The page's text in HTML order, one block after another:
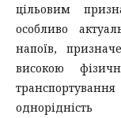
цільовим
особливо
напоїв,
високою